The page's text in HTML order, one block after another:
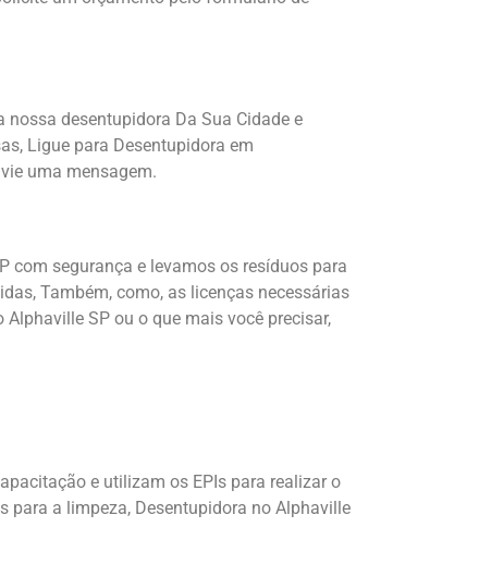
desentupidora Da Sua Cidade e
Ligue para Desentupidora em
uma mensagem.
com segurança e levamos os resíduos para
Também, como, as licenças necessárias
SP ou o que mais você precisar,
e utilizam os EPIs para realizar o
para a limpeza, Desentupidora no Alphaville